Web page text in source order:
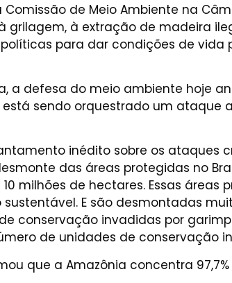
de Meio Ambiente na
à extração de madeira
para dar condições de
a defesa do meio ambiente hoje
sendo orquestrado um ataque
inédito sobre os ataques
das áreas protegidas no
milhões de hectares. Essas
E são desmontadas
conservação invadidas por
de unidades de conservação
que a Amazônia concentra